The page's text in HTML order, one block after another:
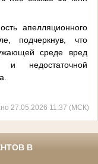
апелляционного
подчеркнув, что
среде вред
и недостаточной
27.05.2026 11:37 (МСК)
В